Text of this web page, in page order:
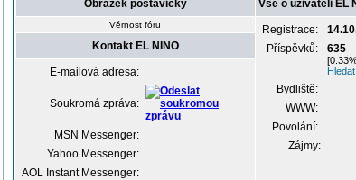
Obrázek postavičky Vše o uživateli EL
Věrnost fóru Registrace:
Příspěvků:
635
Bydliště:
WWW:
Povolání:
Zájmy:
Kontakt EL NINO
E-mailová adresa:
Soukromá zpráva:
MSN Messenger:
Yahoo Messenger:
AOL Instant Messenger: